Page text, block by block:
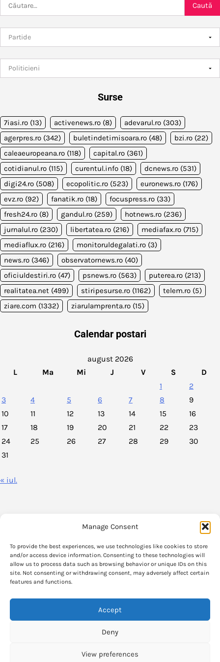
Manage Consent
To provide the best experiences, we use technologies like cookies to store
and/or access device information. Consenting to these technologies will
allow us to process data such as browsing behavior or unique IDs on this
site. Not consenting or withdrawing consent, may adversely affect certain
features and functions.
Accept
Deny
View preferences
după:
Surse
7iasi.ro (13) activenews.ro (8) adevarul.ro (303)
agerpres.ro (342) buletindetimisoara.ro (48) bzi.ro (22)
caleaeuropeana.ro (118) capital.ro (361)
cotidianul.ro (115) curentul.info (18) dcnews.ro (531)
digi24.ro (508) ecopolitic.ro (523) euronews.ro (176)
evz.ro (92) fanatik.ro (18) focuspress.ro (33)
fresh24.ro (8) gandul.ro (259) hotnews.ro (236)
jurnalul.ro (230) libertatea.ro (216) mediafax.ro (715)
mediaflux.ro (216) monitoruldegalati.ro (3)
news.ro (346) observatornews.ro (40)
oficiuldestiri.ro (47) psnews.ro (563) puterea.ro (213)
realitatea.net (499) stiripesurse.ro (1162) telem.ro (5)
ziare.com (1332) ziarulamprenta.ro (15)
Calendar postari
august 2026
L
Ma Mi J V S
D
1
2
3
4 5 6 7 8
9
10
11 12 13 14 15
16
17
18 19 20 21 22
23
24
25 26 27 28 29
30
31
« iul.
Romania.
Informatia care se gaseste pe VoxPolitica.ro si parerile exprimate in aceste
articole apartin strict autorilor originali.
Verificati sursele originale pentru informatia completa.
Articolele publicate fac uz de politicate de "fair use" si stirile au legaturi